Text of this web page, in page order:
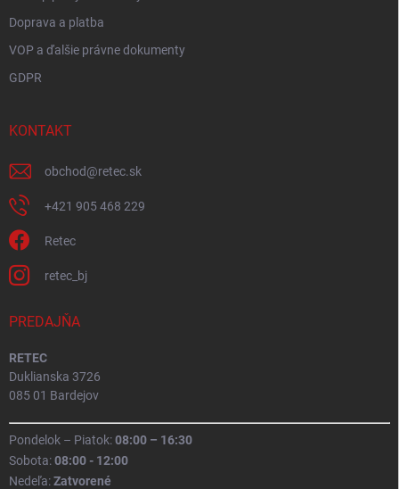
Doprava a platba
VOP a ďalšie právne dokumenty
GDPR
KONTAKT
obchod@retec.sk
+421 905 468 229
Retec
retec_bj
PREDAJŇA
RETEC
Duklianska 3726
085 01 Bardejov
Pondelok – Piatok:08:00 – 16:30
Sobota:08:00 - 12:00
Nedeľa:Zatvorené